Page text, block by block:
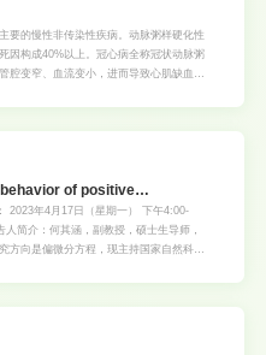
要的慢性非传染性疾病。动脉粥样硬化性
因构成40%以上。冠心病全称冠状动脉粥
腔变窄、血流变小，进而导致心肌缺血或
室讲者:范穗光主任医师 华南农业大学医
主题15:00—16:00范穗光冠心病发作如
光华南农业大学医院院长，主任医师，
年病、甲状腺疾病、内科心血管系统常
陈求真副主任医师，校医院高血
of positive
equation with general
case
2023年4月17日（星期一） 下午4:00-
简介：何其涵，副教授，硕士生导师，
方向是偏微分方程，现主持国家自然科学